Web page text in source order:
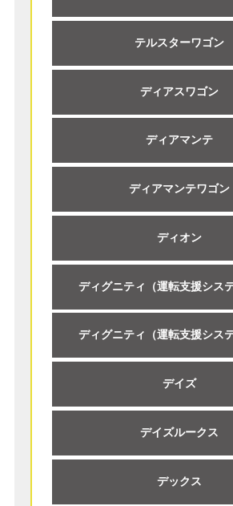
テルスターワゴン
ディアスワゴン
ディアマンテ
ディアマンテワゴン
ディオン
ディグニティ（運転支援シス
ディグニティ（運転支援シス
デイズ
デイズルークス
デックス